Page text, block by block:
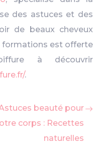
des astuces et des
de beaux cheveux
formations est offerte
à découvrir
.
beauté pour
corps : Recettes
naturelles